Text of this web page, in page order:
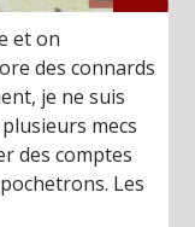
et on
des connards
je ne suis
mecs
des comptes
Les